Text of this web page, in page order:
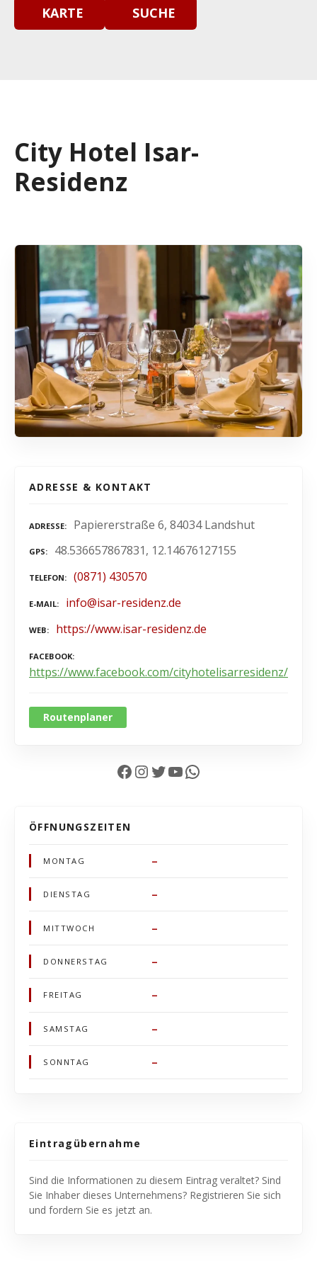
KARTE SUCHE
City Hotel Isar-
Residenz
ADRESSE & KONTAKT
ADRESSE Papiererstraße 6, 84034 Landshut
GPS 48.536657867831, 12.14676127155
TELEFON (0871) 430570
E-MAIL info@isar-residenz.de
WEB https://www.isar-residenz.de
FACEBOOK
https://www.facebook.com/cityhotelisarresidenz/
Routenplaner
Facebook InstagramTwitter YouTube WhatsApp
ÖFFNUNGSZEITEN
MONTAG –
DIENSTAG –
MITTWOCH –
DONNERSTAG –
FREITAG –
SAMSTAG –
SONNTAG –
Eintragübernahme
Sind die Informationen zu diesem Eintrag veraltet? Sind
Sie Inhaber dieses Unternehmens? Registrieren Sie sich
und fordern Sie es jetzt an.